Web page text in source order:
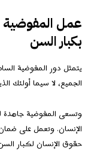
عمل المفوضية
بكبار السن
يتمثل دور المفوضية
الجميع، لا سيما أولئك
وتسعى المفوضية جاهدة
الإنسان. وتعمل على
حقوق الإنسان لكبار